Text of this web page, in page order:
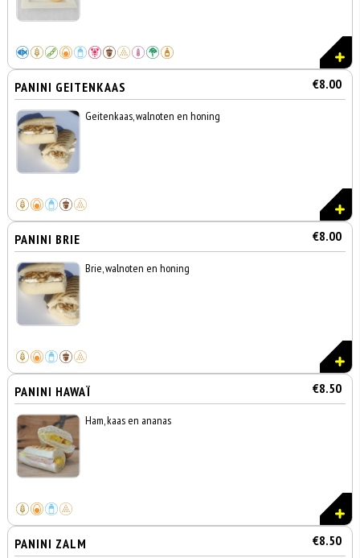
PANINI GEITENKAAS €8.00
Geitenkaas, walnoten en honing
PANINI BRIE €8.00
Brie, walnoten en honing
PANINI HAWAÏ €8.50
Ham, kaas en ananas
PANINI ZALM €8.50